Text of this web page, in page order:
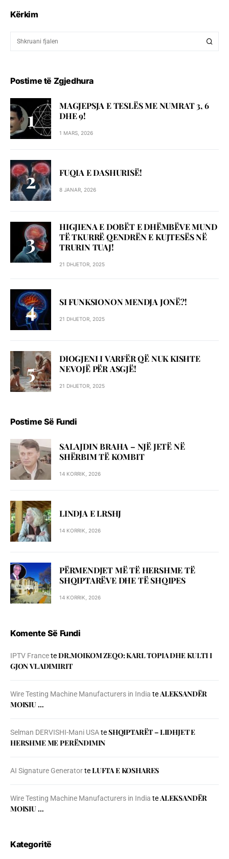
Kërkim
Postime të Zgjedhura
MAGJEPSJA E TESLËS ME NUMRAT 3, 6
DHE 9!
1 MARS, 2026
FUQIA E DASHURISË!
8 JANAR, 2026
HIGJIENA E DOBËT E DHËMBËVE MUND
TË TKURRË QENDRËN E KUJTESËS NË
TRURIN TUAJ!
21 DHJETOR, 2025
SI FUNKSIONON MENDJA JONË?!
21 DHJETOR, 2025
DIOGJENI I VARFËR QË NUK KISHTE
NEVOJË PËR ASGJË!
21 DHJETOR, 2025
Postime Së Fundi
SALAJDIN BRAHA – NJЁ JETЁ NЁ
SHЁRBIM TЁ KOMBIT
14 KORRIK, 2026
LINDJA E LRSHJ
14 KORRIK, 2026
PËRMENDJET MË TË HERSHME TË
SHQIPTARËVE DHE TË SHQIPES
14 KORRIK, 2026
Komente Së Fundi
IPTV FranceteDR.MOIKOM ZEQO: KARL TOPIA DHE KULTI I
GJON VLADIMIRIT
Wire Testing Machine Manufacturers in India teALEKSANDËR
MOISIU …
Selman DERVISHI-Mani USAteSHQIPTARËT – LIDHJET E
HERSHME ME PERËNDIMIN
AI Signature GeneratorteLUFTA E KOSHARES
Wire Testing Machine Manufacturers in India teALEKSANDËR
MOISIU …
Kategoritë